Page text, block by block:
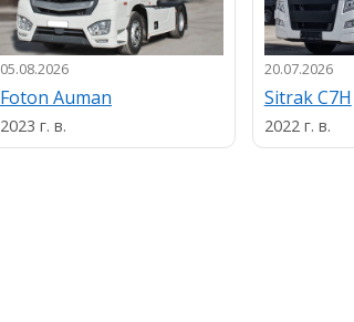
05.08.2026
Foton Auman
2023 г. в.
20.07.2026
Sitrak C7H
2022 г. в.